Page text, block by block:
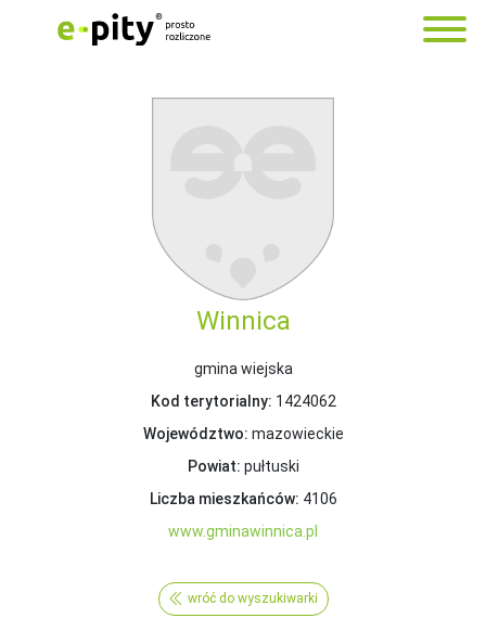
Winnica
gmina wiejska
Kod terytorialny: 1424062
Województwo: mazowieckie
Powiat: pułtuski
Liczba mieszkańców: 4106
www.gminawinnica.pl
wróć do wyszukiwarki